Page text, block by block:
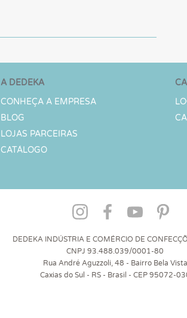
A DEDEKA
CONHEÇA A EMPRESA
BLOG
LOJAS PARCEIRAS
CATÁLOGO
DEDEKA INDÚSTRIA E COMÉRCIO DE
CNPJ 93.488.039/0001-80
Rua André Aguzzoli, 48 - Bairro Bela Vista
Caxias do Sul - RS - Brasil - CEP 95072-